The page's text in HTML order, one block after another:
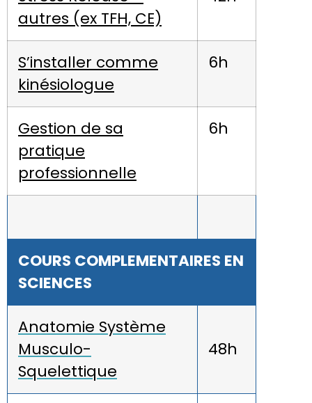
autres (ex TFH, CE)
S’installer comme
kinésiologue
6h
Gestion de sa
pratique
professionnelle
6h
COURS COMPLEMENTAIRES EN
SCIENCES
Anatomie Système
Musculo-
Squelettique
48h